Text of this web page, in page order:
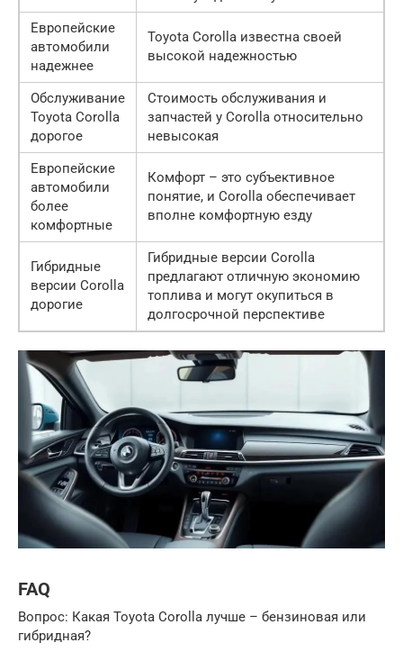
Европейские
автомобили
надежнее
Toyota Corolla известна своей
высокой надежностью
Обслуживание
Toyota Corolla
дорогое
Стоимость обслуживания и
запчастей у Corolla относительно
невысокая
Европейские
автомобили
более
комфортные
Комфорт – это субъективное
понятие, и Corolla обеспечивает
вполне комфортную езду
Гибридные
версии Corolla
дорогие
Гибридные версии Corolla
предлагают отличную экономию
топлива и могут окупиться в
долгосрочной перспективе
FAQ
Вопрос: Какая Toyota Corolla лучше – бензиновая или
гибридная?